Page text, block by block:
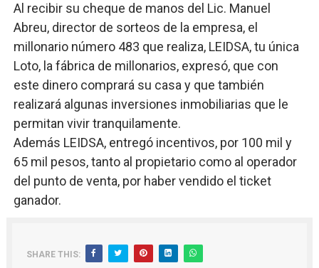
Al recibir su cheque de manos del Lic. Manuel
Abreu, director de sorteos de la empresa, el
millonario número 483 que realiza, LEIDSA, tu única
Loto, la fábrica de millonarios, expresó, que con
este dinero comprará su casa y que también
realizará algunas inversiones inmobiliarias que le
permitan vivir tranquilamente.
Además LEIDSA, entregó incentivos, por 100 mil y
65 mil pesos, tanto al propietario como al operador
del punto de venta, por haber vendido el ticket
ganador.
SHARE THIS: